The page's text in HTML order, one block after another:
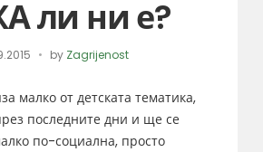
ли ни е?
by Zagrijenost
малко от детската тематика,
последните дни и ще се
по-социална, просто